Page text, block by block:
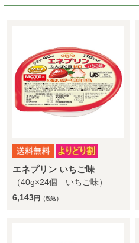
エネプリン いちご味
（40g×24個 いちご味）
6,143円 （税込）